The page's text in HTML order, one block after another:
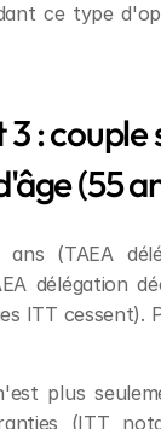
ce type
: couple
(55
(TAEA
délégation
ITT cessent).
plus
(ITT